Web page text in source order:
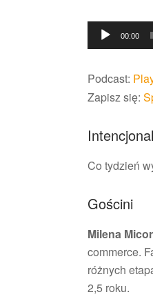
Odtwarzacz
plików
00:00
Podcast:
Zapisz się:
Co tydzień
Gościni
Milena Micor
commerce.
różnych
2,5 roku.